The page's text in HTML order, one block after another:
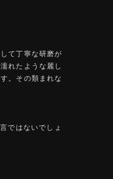
て丁寧な研磨が
れたような麗し
。その類まれな
ではないでしょ